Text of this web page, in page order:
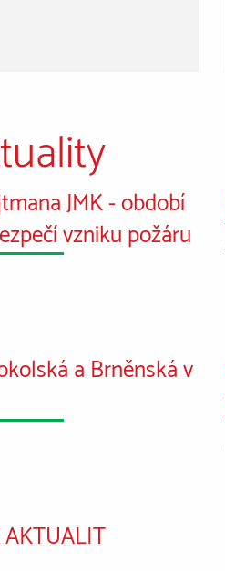
JMK - období
vzniku požáru
a Brněnská v
AKTUALIT